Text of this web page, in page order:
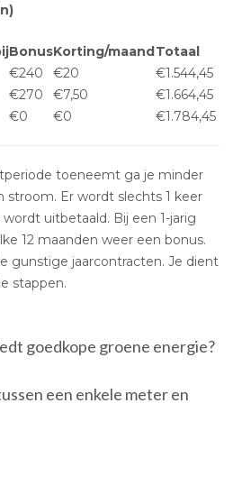
BonusKorting/maandTotaal
€240 €20
€1.544,45
€270 €7,50
€1.664,45
€0 €0 €1.784,45
toeneemt ga je minder
stroom. Er wordt slechts 1 keer
uitbetaald. Bij een 1-jarig
12 maanden weer een bonus.
gunstige jaarcontracten. Je dient
stappen.
goedkope groene energie?
een enkele meter en